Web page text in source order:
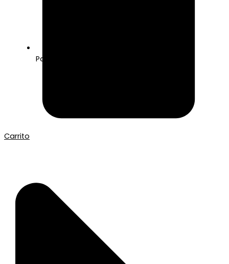
Carrito
Pago seguro con Tarjeta o Bizum